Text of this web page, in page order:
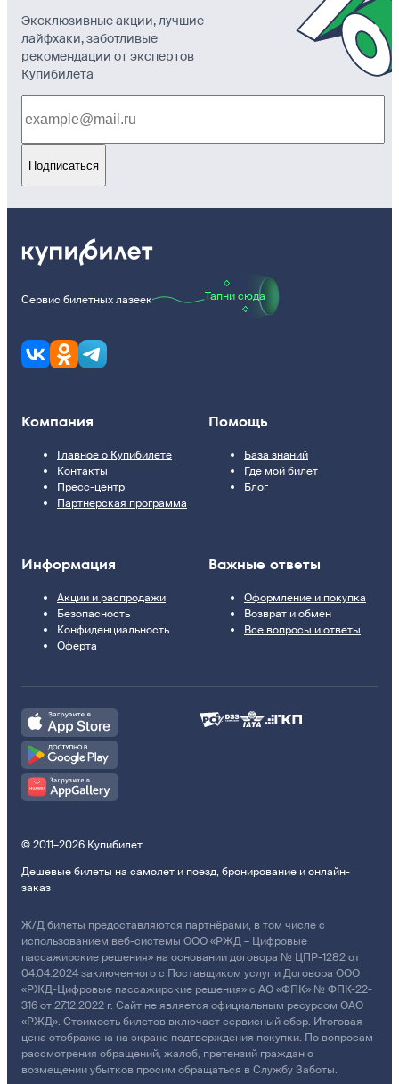
Эксклюзивные акции, лучшие
лайфхаки, заботливые
рекомендации от экспертов
Купибилета
Подписаться
Сервис билетных лазеек Тапни сюда
Компания
Главное о Купибилете
Контакты
Пресс-центр
Партнерская программа
Помощь
База знаний
Где мой билет
Блог
Информация
Акции и распродажи
Безопасность
Конфиденциальность
Оферта
Важные ответы
Оформление и покупка
Возврат и обмен
Все вопросы и ответы
© 2011–2026 Купибилет
Дешевые билеты на самолет и поезд, бронирование и онлайн-
заказ
Ж/Д билеты предоставляются партнёрами, в том числе с
использованием веб-системы ООО «РЖД – Цифровые
пассажирские решения» на основании договора № ЦПР-1282 от
04.04.2024 заключенного с Поставщиком услуг и Договора ООО
«РЖД-Цифровые пассажирские решения» с АО «ФПК» № ФПК-22-
316 от 27.12.2022 г. Сайт не является официальным ресурсом ОАО
«РЖД». Стоимость билетов включает сервисный сбор. Итоговая
цена отображена на экране подтверждения покупки. По вопросам
рассмотрения обращений, жалоб, претензий граждан о
возмещении убытков просим обращаться в Службу Заботы.